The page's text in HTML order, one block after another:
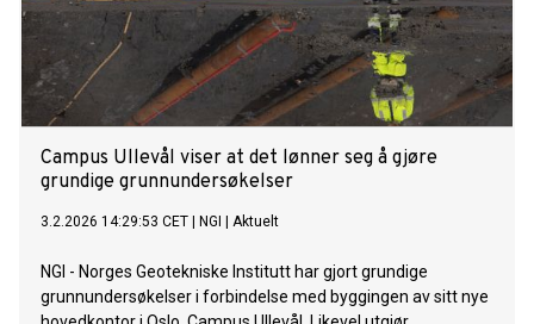
Campus Ullevål viser at det lønner seg å gjøre
grundige grunnundersøkelser
3.2.2026 14:29:53 CET NGI Aktuelt
NGI - Norges Geotekniske Institutt har gjort grundige
grunnundersøkelser i forbindelse med byggingen av sitt nye